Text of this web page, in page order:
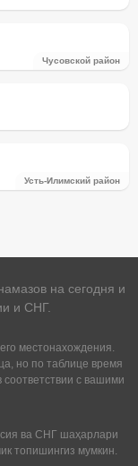
Чусовской район
Усть-Илимский район
на сегодня и
и СНГ.
местонахождения.
но по таблице время
с вашими
ва СНГ шаҳарлари
топишингиз мумкин.